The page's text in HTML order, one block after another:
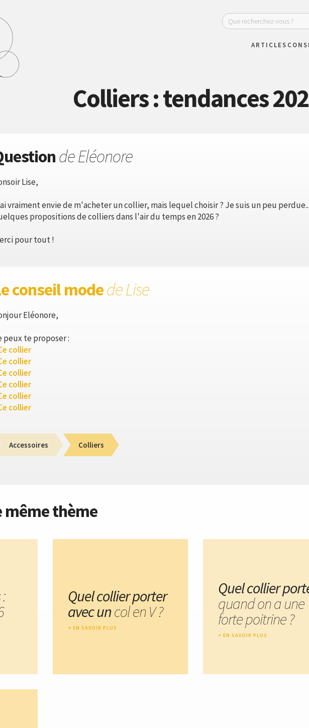
ARTICLES
Colliers : tendances
de Eléonore
Lise,
vraiment envie de m'acheter un collier, mais lequel choisir ? Je suis un peu
propositions de colliers dans l'air du temps en 2026 ?
pour tout !
conseil modede Lise
Eléonore,
peux te proposer :
collier
collier
collier
collier
collier
collier
Accessoires Colliers
même thème
:
Quel collier porter
avec uncol en V ?
EN SAVOIR PLUS
Quel collier
quand on a une
forte poitrine ?
EN SAVOIR PLUS